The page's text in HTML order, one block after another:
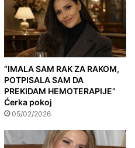
“IMALA SAM RAK ZA RAKOM,
POTPISALA SAM DA
PREKIDAM HEMOTERAPIJE”
Ćerka pokoj
05/02/2026